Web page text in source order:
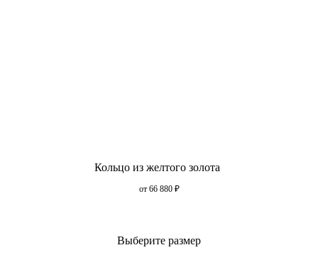
Кольцо из желтого золота
от 66 880 ₽
Выберите размер